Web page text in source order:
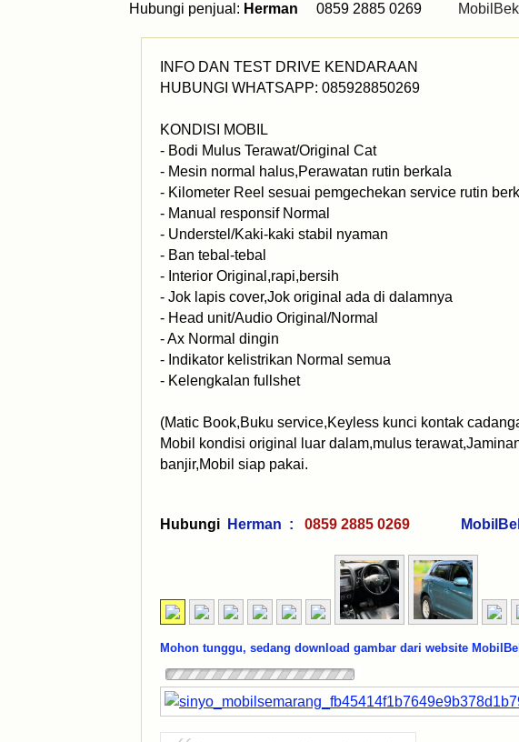
Hubungi penjual: Herman 0859 2885 0269
INFO DAN TEST DRIVE KENDARAAN
HUBUNGI WHATSAPP: 085928850269
KONDISI MOBIL
- Bodi Mulus Terawat/Original Cat
- Mesin normal halus,Perawatan rutin berkala
- Kilometer Reel sesuai pemgechekan service rutin
- Manual responsif Normal
- Understel/Kaki-kaki stabil nyaman
- Ban tebal-tebal
- Interior Original,rapi,bersih
- Jok lapis cover,Jok original ada di dalamnya
- Head unit/Audio Original/Normal
- Ax Normal dingin
- Indikator kelistrikan Normal semua
- Kelengkalan fullshet
(Matic Book,Buku service,Keyless kunci kontak
Mobil kondisi original luar dalam,mulus
banjir,Mobil siap pakai.
Hubungi Herman : 0859 2885 0269
Mohon tunggu, sedang download gambar dari website